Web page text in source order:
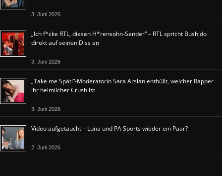
3. Juni 2026
„Ich f*cke RTL, diesen H*rensohn-Sender“ – RTL spricht Bushido
direkt auf seinen Diss an
3. Juni 2026
„Take me Späti“-Moderatorin Sara Arslan enthüllt, welcher Rapper
ihr heimlicher Crush ist
3. Juni 2026
Video aufgetaucht – Luna und PA Sports wieder ein Paar?
2. Juni 2026